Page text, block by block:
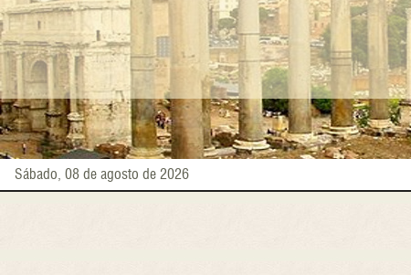
Sábado, 08 de agosto de 2026